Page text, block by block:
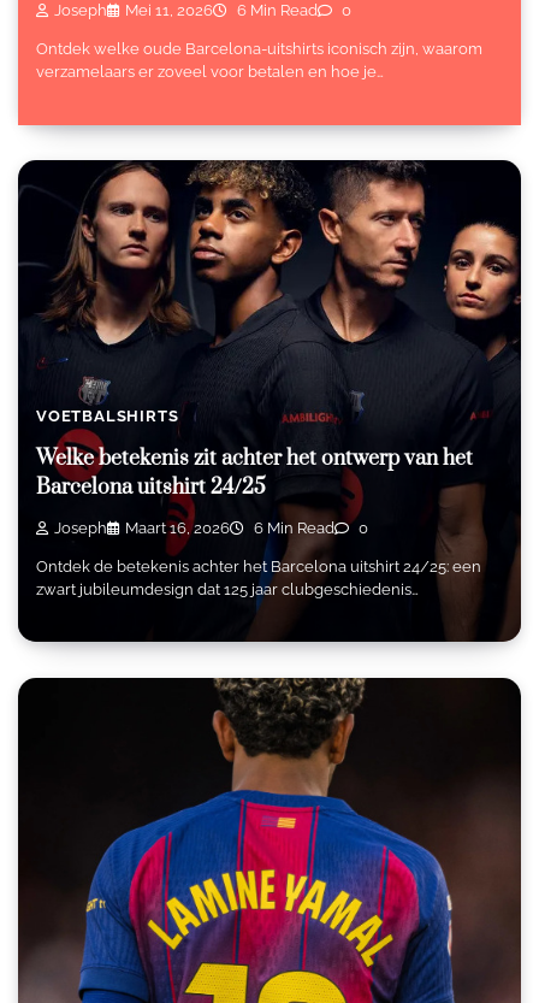
Joseph Mei 11, 2026 6 Min Read 0
Ontdek welke oude Barcelona-uitshirts iconisch zijn, waarom
verzamelaars er zoveel voor betalen en hoe je…
VOETBALSHIRTS
Welke betekenis zit achter het ontwerp van het
Barcelona uitshirt 24/25
Joseph Maart 16, 2026 6 Min Read 0
Ontdek de betekenis achter het Barcelona uitshirt 24/25: een
zwart jubileumdesign dat 125 jaar clubgeschiedenis…